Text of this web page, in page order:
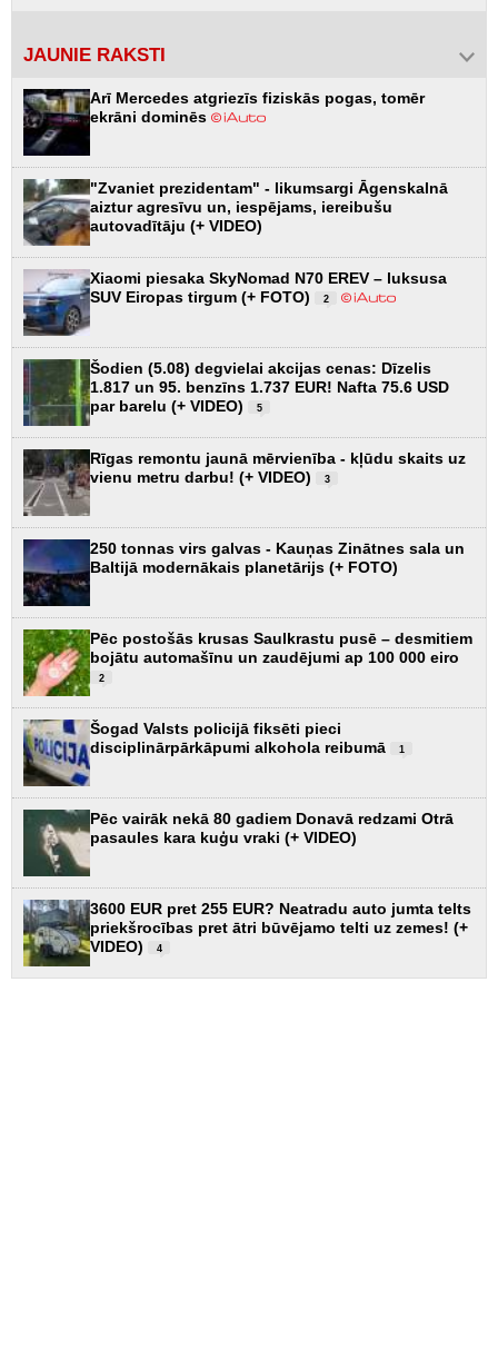
JAUNIE RAKSTI
Arī Mercedes atgriezīs fiziskās pogas, tomēr
ekrāni dominēs
"Zvaniet prezidentam" - likumsargi Āgenskalnā
aiztur agresīvu un, iespējams, iereibušu
autovadītāju (+ VIDEO)
Xiaomi piesaka SkyNomad N70 EREV – luksusa
SUV Eiropas tirgum (+ FOTO)
2
Šodien (5.08) degvielai akcijas cenas: Dīzelis
1.817 un 95. benzīns 1.737 EUR! Nafta 75.6 USD
par barelu (+ VIDEO)
5
Rīgas remontu jaunā mērvienība - kļūdu skaits uz
vienu metru darbu! (+ VIDEO)
3
250 tonnas virs galvas - Kauņas Zinātnes sala un
Baltijā modernākais planetārijs (+ FOTO)
Pēc postošās krusas Saulkrastu pusē – desmitiem
bojātu automašīnu un zaudējumi ap 100 000 eiro
2
Šogad Valsts policijā fiksēti pieci
disciplinārpārkāpumi alkohola reibumā
1
Pēc vairāk nekā 80 gadiem Donavā redzami Otrā
pasaules kara kuģu vraki (+ VIDEO)
3600 EUR pret 255 EUR? Neatradu auto jumta telts
priekšrocības pret ātri būvējamo telti uz zemes! (+
VIDEO)
4